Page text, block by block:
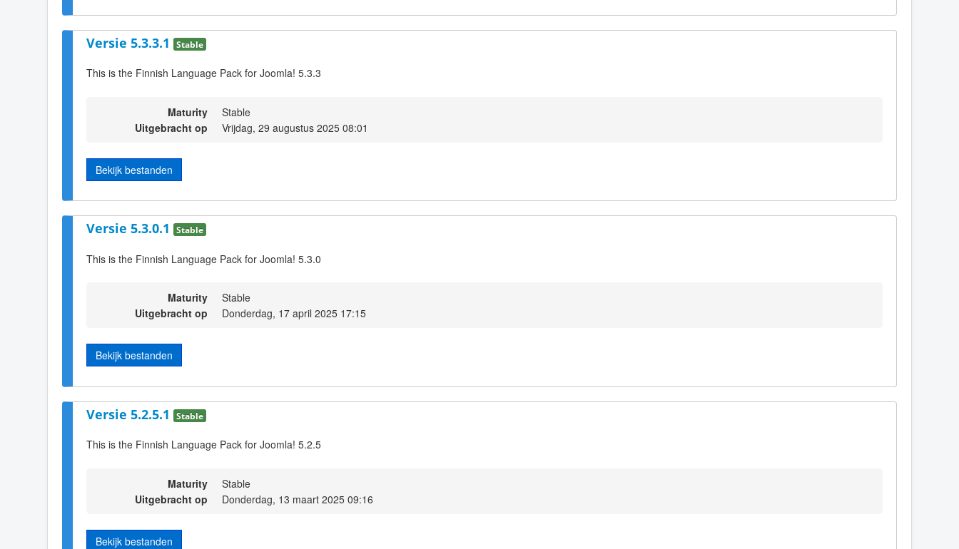
Versie 5.3.3.1 Stable
This is the Finnish Language Pack for Joomla! 5.3.3
Maturity
Stable
Uitgebracht op
Vrijdag, 29 augustus 2025 08:01
Bekijk bestanden
Versie 5.3.0.1 Stable
This is the Finnish Language Pack for Joomla! 5.3.0
Maturity
Stable
Uitgebracht op
Donderdag, 17 april 2025 17:15
Bekijk bestanden
Versie 5.2.5.1 Stable
This is the Finnish Language Pack for Joomla! 5.2.5
Maturity
Stable
Uitgebracht op
Donderdag, 13 maart 2025 09:16
Bekijk bestanden